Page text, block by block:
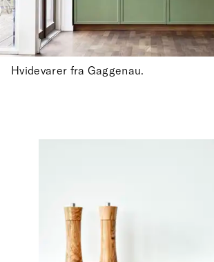
Hvidevarer fra Gaggenau.